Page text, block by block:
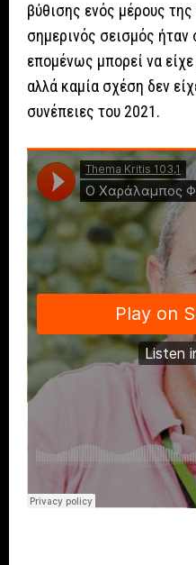
βύθισης ενός μέρους
σημερινός σεισμός
επομένως μπορεί να
αλλά καμία σχέση δεν
συνέπειες του 2021.